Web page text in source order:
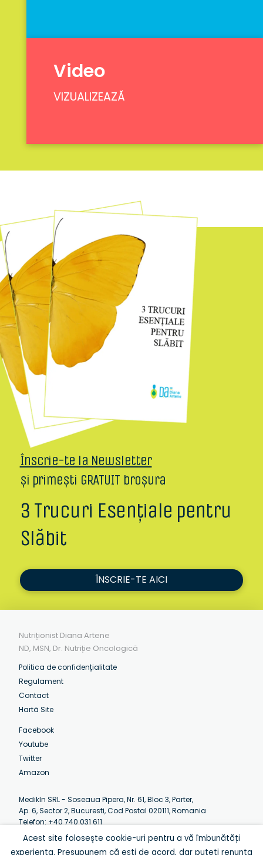
Video
VIZUALIZEAZĂ
Înscrie-te la Newsletter
și primești GRATUIT broșura
3 Trucuri Esențiale pentru
Slăbit
ÎNSCRIE-TE AICI
Nutriționist Diana Artene
ND, MSN, Dr. Nutriție Oncologică
Politica de confidențialitate
Regulament
Contact
Hartă Site
Facebook
Youtube
Twitter
Amazon
MedikIn SRL - Soseaua Pipera, Nr. 61, Bloc 3, Parter,
Ap. 6, Sector 2, Bucuresti, Cod Postal 020111, Romania
Telefon: +40 740 031 611
Email: contact@artenediana.com
Luni-Vineri: 07:30 - 12:30 (EEST)
Acest site folosește cookie-uri pentru a vă îmbunătăți
experiența. Presupunem că ești de acord, dar puteți renunța